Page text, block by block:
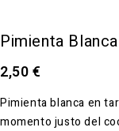
Pimienta
2,50€
Pimienta blanca en
momento justo del